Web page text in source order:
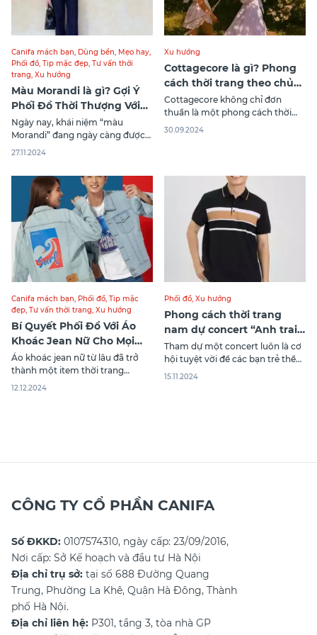
Canifa mách bạn, Dùng bền, Mẹo hay,
Phối đồ, Tip mặc đẹp, Tư vấn thời
trang, Xu hướng
Màu Morandi là gì? Gợi Ý
Phối Đồ Thời Thượng Với
Màu Morandi
Ngày nay, khái niệm “màu
Morandi” đang ngày càng được
yêu thích trong giới thời trang và
hiện đại. Nhưng liệu bạn đã hiểu
rõ màu Morandi là gì và làm thế
nào để phối đồ với
27.11.2024
Xu hướng
Cottagecore là gì? Phong
cách thời trang theo chủ
nghĩa bình yên
Cottagecore không chỉ đơn
thuần là một phong cách thời
trang, nó là một phong trào văn
ta sẽ cùng khám phá
Cottagecore là gì, nguồn gốc của
30.09.2024
Canifa mách bạn, Phối đồ, Tip mặc
đẹp, Tư vấn thời trang, Xu hướng
Bí Quyết Phối Đồ Với Áo
Khoác Jean Nữ Cho Mọi
Phong Cách
Áo khoác jean nữ từ lâu đã trở
thành một item thời trang
không thể thiếu trong tủ đồ của
12.12.2024
Phối đồ, Xu hướng
Phong cách thời trang
nam dự concert “Anh trai
say hi”: Chuẩn Kpop và
năng động cùng Canifa
Tham dự một concert luôn là cơ
hội tuyệt vời để các bạn trẻ thể
hiện phong cách cá nhân. Đặc
15.11.2024
CÔNG TY CỔ PHẦN CANIFA
Số ĐKKD: 0107574310, ngày cấp: 23/09/2016,
Nơi cấp: Sở Kế hoạch và đầu tư Hà Nội
Địa chỉ trụ sở: tại số 688 Đường Quang
Trung, Phường La Khê, Quận Hà Đông, Thành
phố Hà Nội.
Địa chỉ liên hệ: P301, tầng 3, tòa nhà GP